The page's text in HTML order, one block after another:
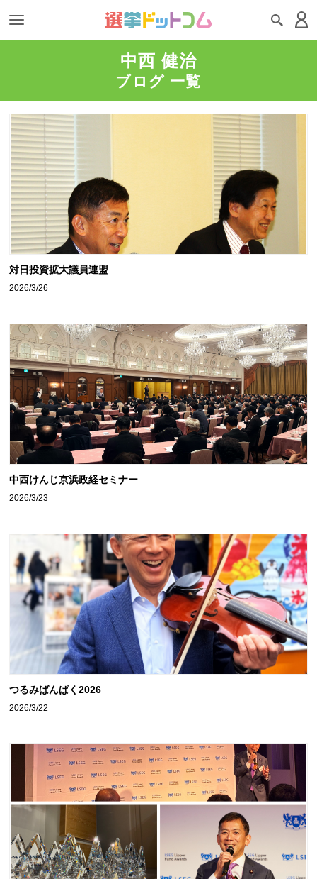
中西 健治
ブログ 一覧
対日投資拡大議員連盟
2026/3/26
中西けんじ京浜政経セミナー
2026/3/23
つるみばんぱく2026
2026/3/22